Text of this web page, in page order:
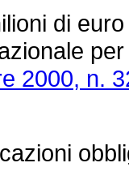
di euro
2000, n.